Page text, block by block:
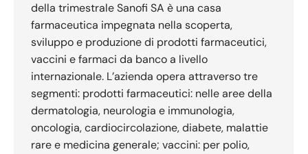
della trimestrale Sanofi SA è una casa
farmaceutica impegnata nella scoperta,
sviluppo e produzione di prodotti farmaceutici,
vaccini e farmaci da banco a livello
internazionale. L’azienda opera attraverso tre
segmenti: prodotti farmaceutici: nelle aree della
dermatologia, neurologia e immunologia,
oncologia, cardiocircolazione, diabete, malattie
rare e medicina generale; vaccini: per polio,